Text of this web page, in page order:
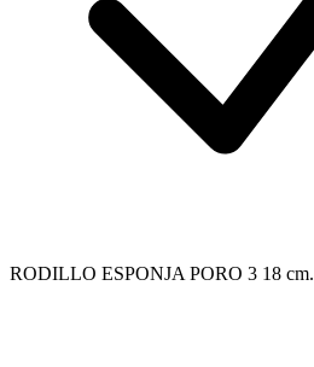
RODILLO ESPONJA PORO 3 18 cm.